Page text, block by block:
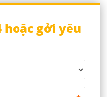
hoặc gởi yêu